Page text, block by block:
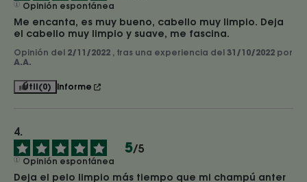
Opinión espontánea
Me encanta, es muy bueno, cabello muy limpio. Deja
el cabello muy limpio y suave, me fascina.
Opinión del 2/11/2022 , tras una experiencia del 31/10/2022 por
A.A.
Útil(0) Informe
5/5
Opinión espontánea
Deja el pelo limpio más tiempo que mi champú anter